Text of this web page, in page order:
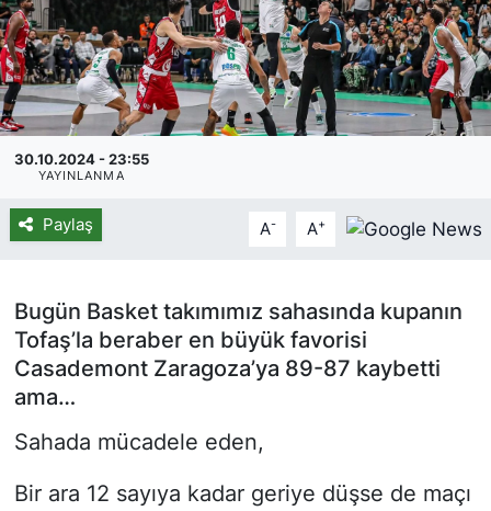
30.10.2024 - 23:55
YAYINLANMA
Paylaş A- A+
Bugün Basket takımımız sahasında kupanın
Tofaş’la beraber en büyük favorisi
Casademont Zaragoza’ya 89-87 kaybetti
ama…
Sahada mücadele eden,
Bir ara 12 sayıya kadar geriye düşse de maçı